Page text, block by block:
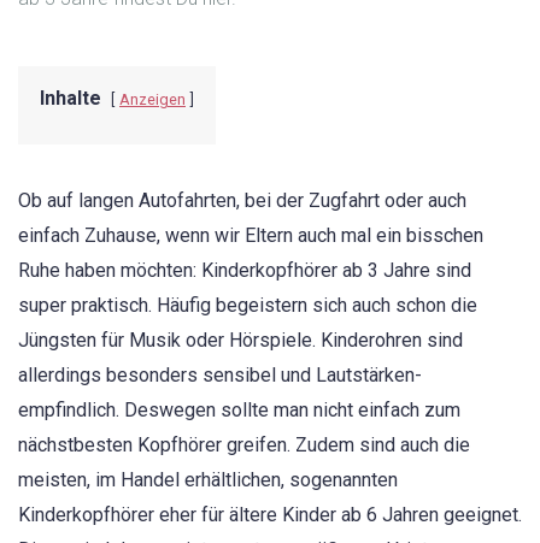
Inhalte Anzeigen
Ob auf langen Autofahrten, bei der Zugfahrt oder auch
einfach Zuhause, wenn wir Eltern auch mal ein bisschen
Ruhe haben möchten: Kinderkopfhörer ab 3 Jahre sind
super praktisch. Häufig begeistern sich auch schon die
Jüngsten für Musik oder Hörspiele. Kinderohren sind
allerdings besonders sensibel und Lautstärken-
empfindlich. Deswegen sollte man nicht einfach zum
nächstbesten Kopfhörer greifen. Zudem sind auch die
meisten, im Handel erhältlichen, sogenannten
Kinderkopfhörer eher für ältere Kinder ab 6 Jahren geeignet.